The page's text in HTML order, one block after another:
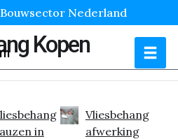
Nederland
Kopen
in
Vliesbehang
afwerking